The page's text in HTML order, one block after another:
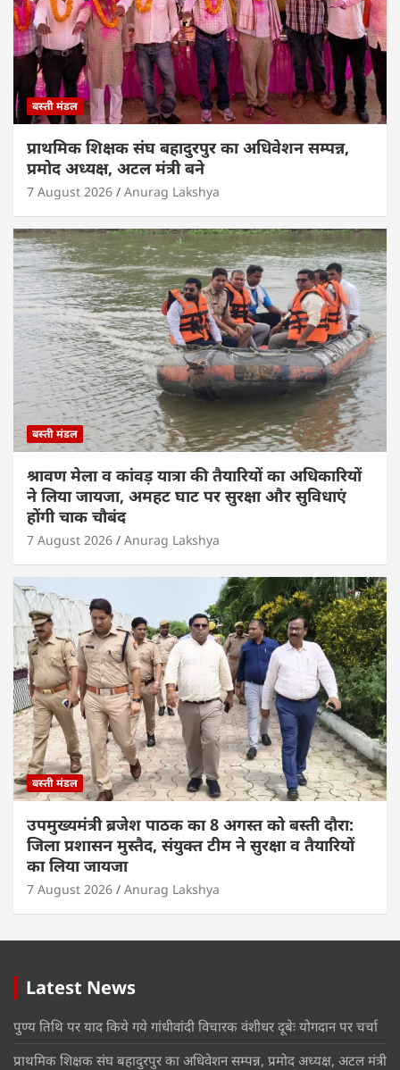
बस्ती मंडल
प्राथमिक शिक्षक संघ बहादुरपुर का अधिवेशन सम्पन्न,
प्रमोद अध्यक्ष, अटल मंत्री बने
7 August 2026 Anurag Lakshya
बस्ती मंडल
श्रावण मेला व कांवड़ यात्रा की तैयारियों का अधिकारियों
ने लिया जायजा, अमहट घाट पर सुरक्षा और सुविधाएं
होंगी चाक चौबंद
7 August 2026 Anurag Lakshya
बस्ती मंडल
उपमुख्यमंत्री ब्रजेश पाठक का 8 अगस्त को बस्ती दौरा:
जिला प्रशासन मुस्तैद, संयुक्त टीम ने सुरक्षा व तैयारियों
का लिया जायजा
7 August 2026 Anurag Lakshya
Latest News
पुण्य तिथि पर याद किये गये गांधीवांदी विचारक वंशीधर दूबेः योगदान पर चर्चा
प्राथमिक शिक्षक संघ बहादुरपुर का अधिवेशन सम्पन्न, प्रमोद अध्यक्ष, अटल मंत्री